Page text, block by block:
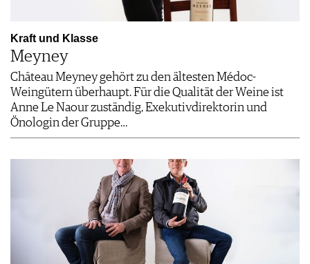
Kraft und Klasse
Meyney
Château Meyney gehört zu den ältesten Médoc-
Weingütern überhaupt. Für die Qualität der Weine ist
Anne Le Naour zuständig, Exekutiv­direktorin und
Önologin der Gruppe…